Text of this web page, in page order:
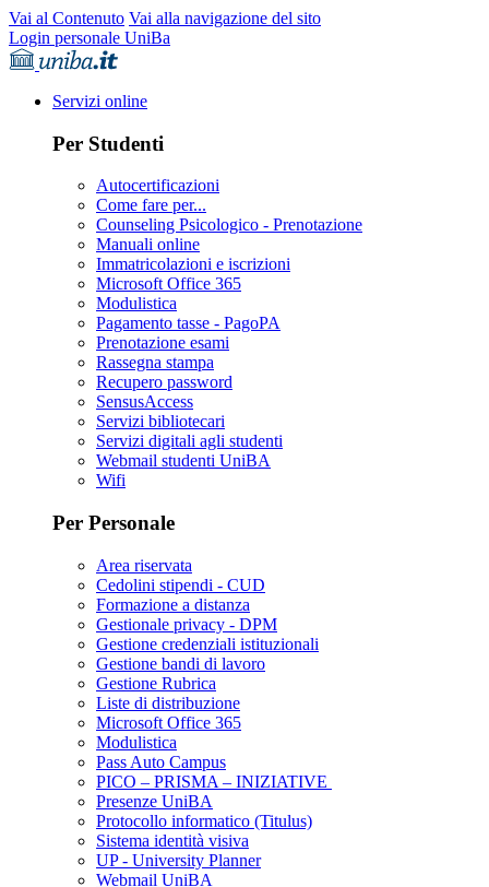
Vai al Contenuto Vai alla navigazione del sito
Login personale UniBa
Servizi online
Per Studenti
Autocertificazioni
Come fare per...
Counseling Psicologico - Prenotazione
Manuali online
Immatricolazioni e iscrizioni
Microsoft Office 365
Modulistica
Pagamento tasse - PagoPA
Prenotazione esami
Rassegna stampa
Recupero password
SensusAccess
Servizi bibliotecari
Servizi digitali agli studenti
Webmail studenti UniBA
Wifi
Per Personale
Area riservata
Cedolini stipendi - CUD
Formazione a distanza
Gestionale privacy - DPM
Gestione credenziali istituzionali
Gestione bandi di lavoro
Gestione Rubrica
Liste di distribuzione
Microsoft Office 365
Modulistica
Pass Auto Campus
PICO – PRISMA – INIZIATIVE
Presenze UniBA
Protocollo informatico (Titulus)
Sistema identità visiva
UP - University Planner
Webmail UniBA